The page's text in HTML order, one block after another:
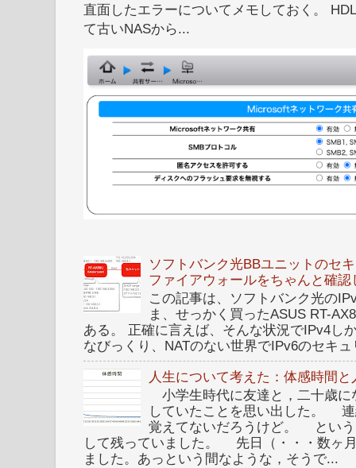
直面したエラーについてメモしておく。
て古いNASから...
ソフトバンク光BBユニットのセ
ファイアウォールをちゃんと確認
この記事は、ソフトバンク光の
ま、せっかく買ったASUS RT-
ある。 正確に言えば、そんな状況でIPv4し
なびっくり、NATのない世界でIPv6のセキ
人生について考えた：体感時間
小学生時代に友達と，二十歳に
していたことを思い出した。
覚えてないだろうけど。 という
して残っていました。 先日（・・・数ヶ
ました。あっという間なような，そうで...